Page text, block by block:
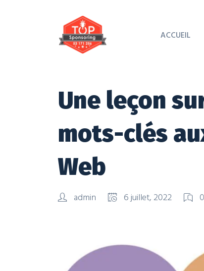
ACCUEIL
Une leçon
mots-clés
Web
admin 6 juillet, 2022